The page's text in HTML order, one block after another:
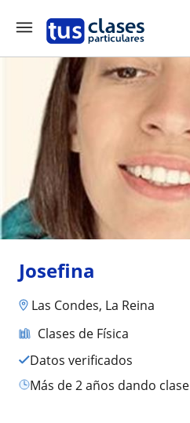
Josefina
Las Condes, La Reina
Clases de Física
Datos verificados
más de 2 años dando clase